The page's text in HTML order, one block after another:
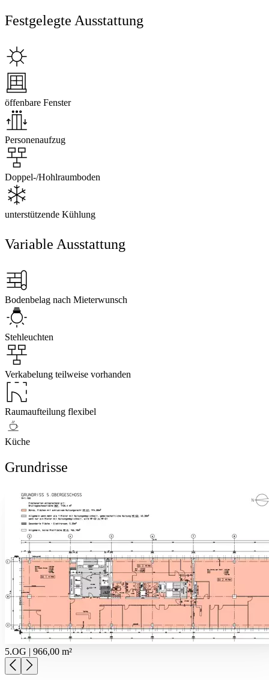
Festgelegte Ausstattung
öffenbare Fenster
Personenaufzug
Doppel-/Hohlraumboden
unterstützende Kühlung
Variable Ausstattung
Bodenbelag nach Mieterwunsch
Stehleuchten
Verkabelung teilweise vorhanden
Raumaufteilung flexibel
Küche
Grundrisse
5.OG | 966,00 m²